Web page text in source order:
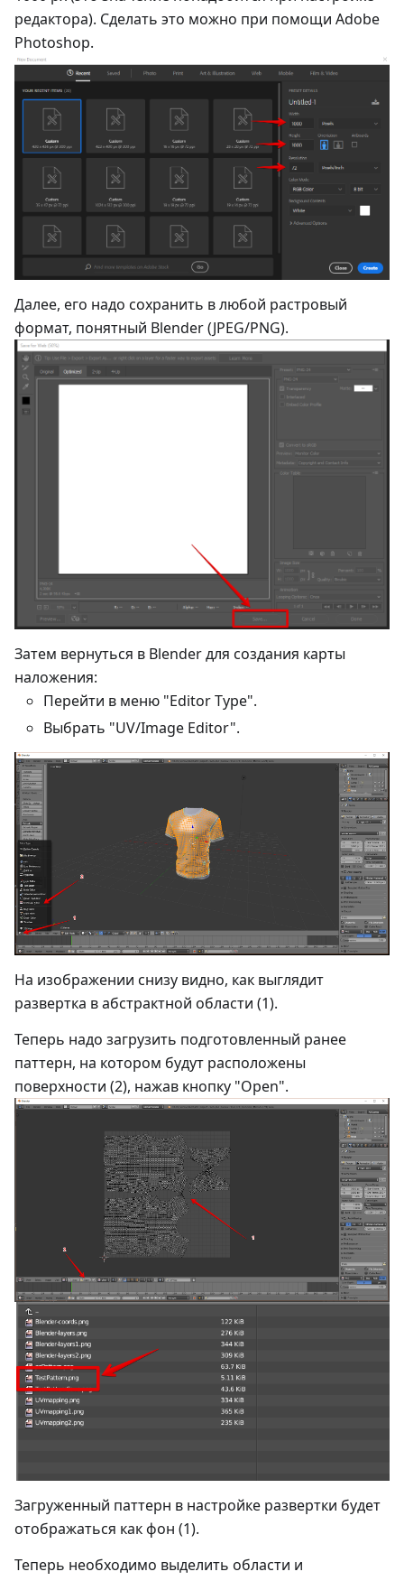
редактора). Сделать это можно при помощи Adobe
Photoshop.
Далее, его надо сохранить в любой растровый
формат, понятный Blender (JPEG/PNG).
Затем вернуться в Blender для создания карты
наложения:
Перейти в меню "Editor Type".
Выбрать "UV/Image Editor".
На изображении снизу видно, как выглядит
развертка в абстрактной области (1).
Теперь надо загрузить подготовленный ранее
паттерн, на котором будут расположены
поверхности (2), нажав кнопку "Open".
Загруженный паттерн в настройке развертки будет
отображаться как фон (1).
Теперь необходимо выделить области и